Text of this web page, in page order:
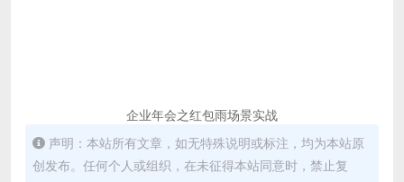
企业年会之红包雨场景实战
声明：本站所有文章，如无特殊说明或标注，均为本站原
创发布。任何个人或组织，在未征得本站同意时，禁止复